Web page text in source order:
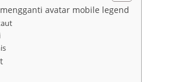
avatar mobile legend